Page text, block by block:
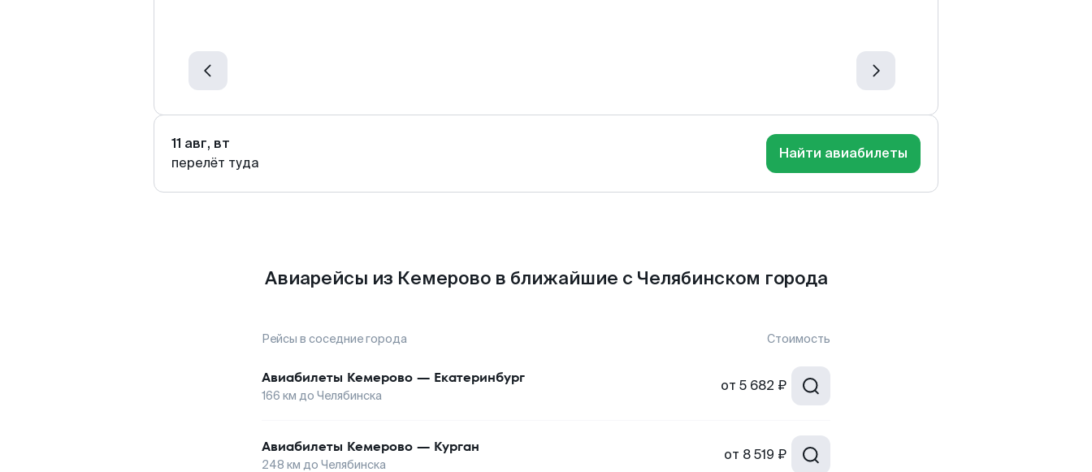
11 авг, вт
перелёт туда
Найти авиабилеты
Авиарейсы из Кемерово в ближайшие с Челябинском города
Рейсы в соседние города Стоимость
Авиабилеты Кемерово — Екатеринбург
166 км до Челябинска
от 5 682 ₽
Авиабилеты Кемерово — Курган
248 км до Челябинска
от 8 519 ₽